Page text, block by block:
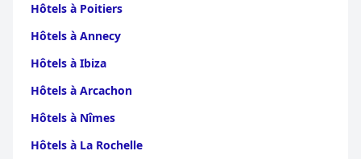
Hôtels à Poitiers
Hôtels à Annecy
Hôtels à Ibiza
Hôtels à Arcachon
Hôtels à Nîmes
Hôtels à La Rochelle